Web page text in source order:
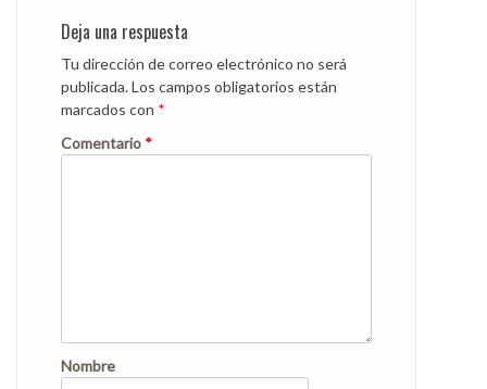
Deja una respuesta
Tu dirección de correo electrónico no será
publicada.Los campos obligatorios están
marcados con *
Comentario *
Nombre